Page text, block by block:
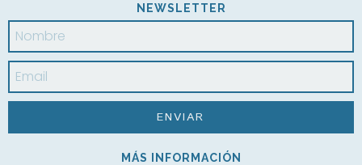
NEWSLETTER
MÁS INFORMACIÓN